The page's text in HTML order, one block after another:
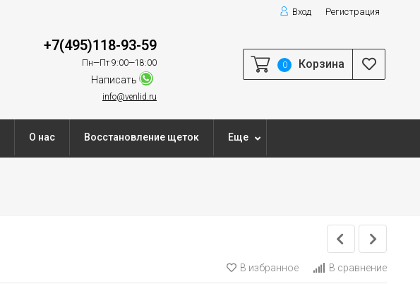
Вход Регистрация
+7(495)118-93-59
Пн—Пт 9:00—18:00
Написать
info@venlid.ru
0 Корзина
О нас Восстановление щеток Еще
В избранное В сравнение